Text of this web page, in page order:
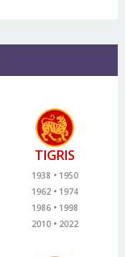
TIGRIS
1938
1950
1962
1974
1986
1998
2010
2022